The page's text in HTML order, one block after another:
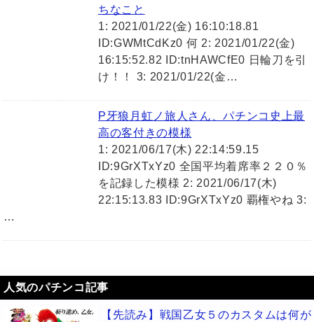
ちなこと
1: 2021/01/22(金) 16:10:18.81
ID:GWMtCdKz0 何 2: 2021/01/22(金)
16:15:52.82 ID:tnHAWCfE0 日輪刀を引
け！！ 3: 2021/01/22(金…
P牙狼月虹ノ旅人さん、パチンコ史上最
高の客付きの模様
1: 2021/06/17(木) 22:14:59.15
ID:9GrXTxYz0 全国平均着席率２２０％
を記録した模様 2: 2021/06/17(木)
22:15:13.83 ID:9GrXTxYz0 覇権やね 3:
…
人気のパチンコ記事
【先読み】戦国乙女５のカスタムは何が